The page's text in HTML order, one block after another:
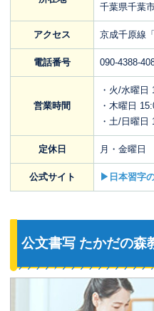
千葉県千葉
アクセス 京成千原線
電話番号 090-4388-
営業時間
・火/水曜日
・木曜日
・土/日曜日
定休日 月・金曜日
公式サイト ▶日本習字
公文書写 たかだの森